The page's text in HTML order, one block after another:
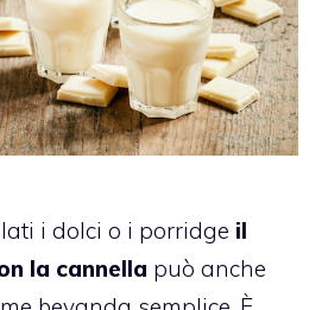
i dolci o i porridge il
la cannella può anche